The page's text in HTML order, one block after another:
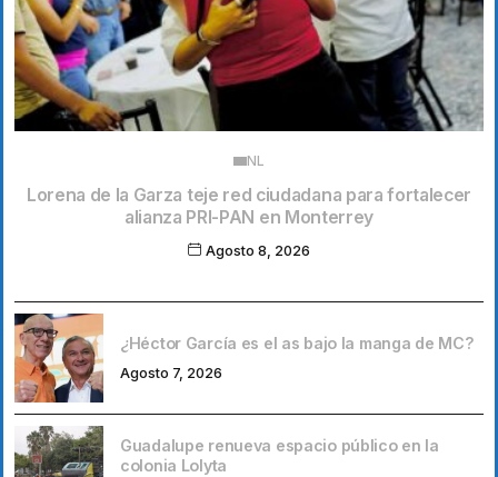
NL
Lorena de la Garza teje red ciudadana para fortalecer
alianza PRI-PAN en Monterrey
Agosto 8, 2026
¿Héctor García es el as bajo la manga de MC?
Agosto 7, 2026
Guadalupe renueva espacio público en la
colonia Lolyta